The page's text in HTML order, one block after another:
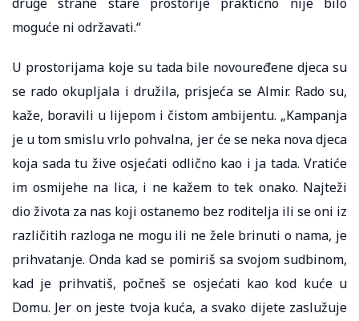
moguće ni održavati.“
U prostorijama koje su tada bile novouređene djeca su
se rado okupljala i družila, prisjeća se Almir. Rado su,
kaže, boravili u lijepom i čistom ambijentu. „Kampanja
je u tom smislu vrlo pohvalna, jer će se neka nova djeca
koja sada tu žive osjećati odlično kao i ja tada. Vratiće
im osmijehe na lica, i ne kažem to tek onako. Najteži
dio života za nas koji ostanemo bez roditelja ili se oni iz
različitih razloga ne mogu ili ne žele brinuti o nama, je
prihvatanje. Onda kad se pomiriš sa svojom sudbinom,
kad je prihvatiš, počneš se osjećati kao kod kuće u
Domu. Jer on jeste tvoja kuća, a svako dijete zaslužuje